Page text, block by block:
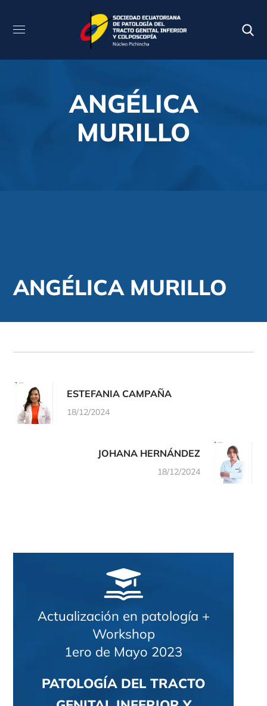
ANGÉLICA
MURILLO
ANGÉLICA MURILLO
ESTEFANIA CAMPAÑA
18/12/2024
JOHANA HERNÁNDEZ
18/12/2024
Actualización en patología +
Workshop
1ero de Mayo 2023
PATOLOGÍA DEL TRACTO